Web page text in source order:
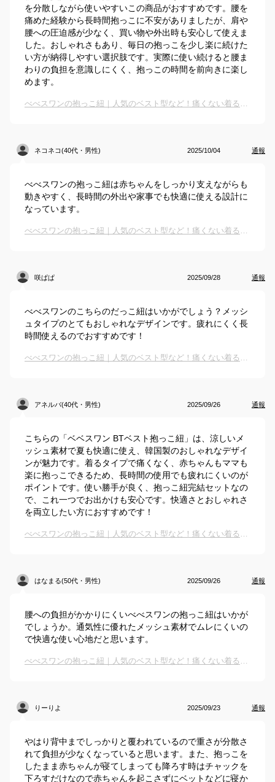
を分散しながら使いやすいこの商品がおすすめです。腰を
痛めた経験から長時間抱っこに不安がありましたが、肩や
腰への圧迫感が少なく、買い物や外出時も安心して使えま
した。おしゃれさもあり、毎日の抱っこを少し楽に続けた
い方が納得しやすい選択肢です。実際に使い続けると腰ま
わりの負担を意識しにくく、抱っこの時間を前向きに楽し
めます。
べべスワンの抱っこ紐｜人気のベスト型など！痛くない着るタイプの抱っこ紐のおすすめは？
ネコネコ(40代・男性) 2025/10/04 通報
べべスワンの抱っこ紐は赤ちゃんをしっかり支えながらも
動きやすく、長時間の外出や家事でも快適に使える設計に
なっています。
べべスワンの抱っこ紐｜人気のベスト型など！痛くない着るタイプの抱っこ紐のおすすめは？
咲ぱぱ 2025/09/28 通報
べべスワンのこちらのだっこ紐はいかがでしょう？メッシ
ュタイプのとてもおしゃれなデザインです。疲れにくく長
時間使えるのでおすすめです！
べべスワンの抱っこ紐｜人気のベスト型など！痛くない着るタイプの抱っこ紐のおすすめは？
アネルバ(40代・男性) 2025/09/26 通報
こちらの「ベベスワン BTベスト抱っこ紐」は、涼しいメ
ッシュ素材で夏も快適に使え、韓国製のおしゃれなデザイ
ンが魅力です。着るタイプで痛くなく、赤ちゃんもママも
楽に抱っこできるため、長時間の使用でも疲れにくいのが
ポイントです。使い勝手が良く、抱っこ紐完結セットなの
で、これ一つでお出かけも安心です。快適さとおしゃれさ
を両立したい方におすすめです！
べべスワンの抱っこ紐｜人気のベスト型など！痛くない着るタイプの抱っこ紐のおすすめは？
はなまる(50代・男性) 2025/09/26 通報
腰への負担がかかりにくいべべスワンの抱っこ紐はいかが
でしょうか。通気性に優れたメッシュ素材でムレにくいの
で快適な使い心地だと思います。
べべスワンの抱っこ紐｜人気のベスト型など！痛くない着るタイプの抱っこ紐のおすすめは？
りーりよ 2025/09/23 通報
やはり背中までしっかりと覆われているので重さが分散さ
れて負担が少なくなっていると思います。また、抱っこを
したまま赤ちゃんが寝てしまっても降ろす時はチャックを
下ろすだけなので赤ちゃんを起こさずにベットなどに寝か